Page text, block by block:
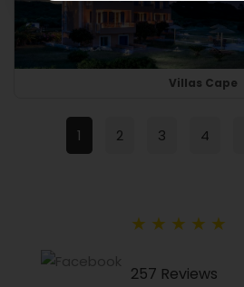
Villas Cape
1 2 3 4
★ ★ ★ ★ ★
257 Reviews